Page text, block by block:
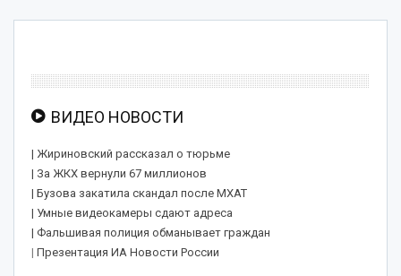
ВИДЕО НОВОСТИ
| Жириновский рассказал о тюрьме
| За ЖКХ вернули 67 миллионов
| Бузова закатила скандал после МХАТ
| Умные видеокамеры сдают адреса
| Фальшивая полиция обманывает граждан
| Презентация ИА Новости России